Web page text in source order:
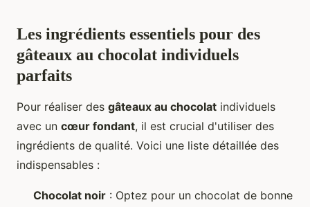
Les ingrédients essentiels pour des
gâteaux au chocolat individuels
parfaits
Pour réaliser des gâteaux au chocolat individuels
avec un cœur fondant, il est crucial d'utiliser des
ingrédients de qualité. Voici une liste détaillée des
indispensables :
Chocolat noir : Optez pour un chocolat de bonne